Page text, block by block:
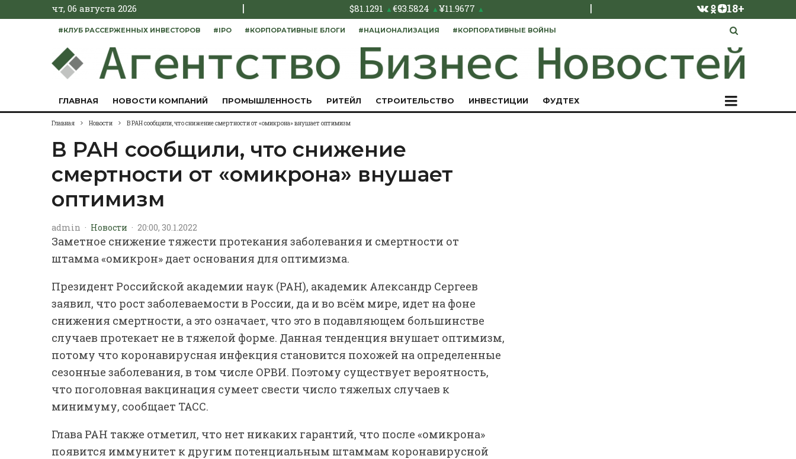
чт, 06 августа 2026 | $81.1291 ▲€93.5824 ▲¥11.9677 ▲ | 18+
#КЛУБ РАССЕРЖЕННЫХ ИНВЕСТОРОВ #IPO #КОРПОРАТИВНЫЕ БЛОГИ #НАЦИОНАЛИЗАЦИЯ #КОРПОРАТИВНЫЕ ВОЙНЫ
ГЛАВНАЯ НОВОСТИ КОМПАНИЙ ПРОМЫШЛЕННОСТЬ РИТЕЙЛ СТРОИТЕЛЬСТВО ИНВЕСТИЦИИ ФУДТЕХ
Главная Новости В РАН сообщили, что снижение смертности от «омикрона» внушает оптимизм
В РАН сообщили, что снижение
смертности от «омикрона» внушает
оптимизм
admin · Новости · 20:00, 30.1.2022
Заметное снижение тяжести протекания заболевания и смертности от
штамма «омикрон» дает основания для оптимизма.
Президент Российской академии наук (РАН), академик Александр Сергеев
заявил, что рост заболеваемости в России, да и во всём мире, идет на фоне
снижения смертности, а это означает, что это в подавляющем большинстве
случаев протекает не в тяжелой форме. Данная тенденция внушает оптимизм,
потому что коронавирусная инфекция становится похожей на определенные
сезонные заболевания, в том числе ОРВИ. Поэтому существует вероятность,
что поголовная вакцинация сумеет свести число тяжелых случаев к
минимуму, сообщает ТАСС.
Глава РАН также отметил, что нет никаких гарантий, что после «омикрона»
появится иммунитет к другим потенциальным штаммам коронавирусной